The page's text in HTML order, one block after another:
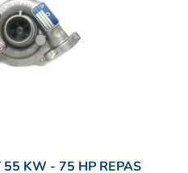
KW - 75 HP REPAS